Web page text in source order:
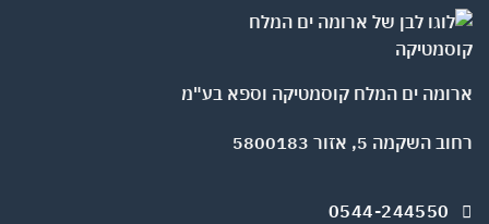
ארומה ים המלח קוסמטיקה וספא בע"מ
רחוב השקמה 5, אזור 5800183
0544-244550